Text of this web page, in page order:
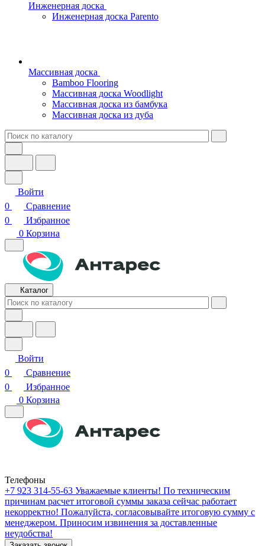
Инженерная доска
Инженерная доска Parento
Массивная доска
Bamboo Flooring
Массивная доска Woodlight
Массивная доска из бамбука
Массивная доска из дуба
Войти
0
Сравнение
0
Избранное
0 Корзина
Каталог
Войти
0
Сравнение
0
Избранное
0 Корзина
Телефоны
+7 923 314-55-63 Уважаемые клиенты! По техническим
причинам расчет итоговой суммы заказа сейчас работает
некорректно! Пожалуйста, согласовывайте итоговую сумму с
менеджером. Приносим извинения за доставленные
неудобства!